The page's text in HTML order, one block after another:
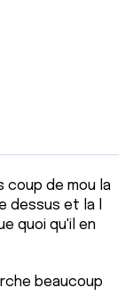
coup de mou la
dessus et la l
quoi qu'il en
beaucoup